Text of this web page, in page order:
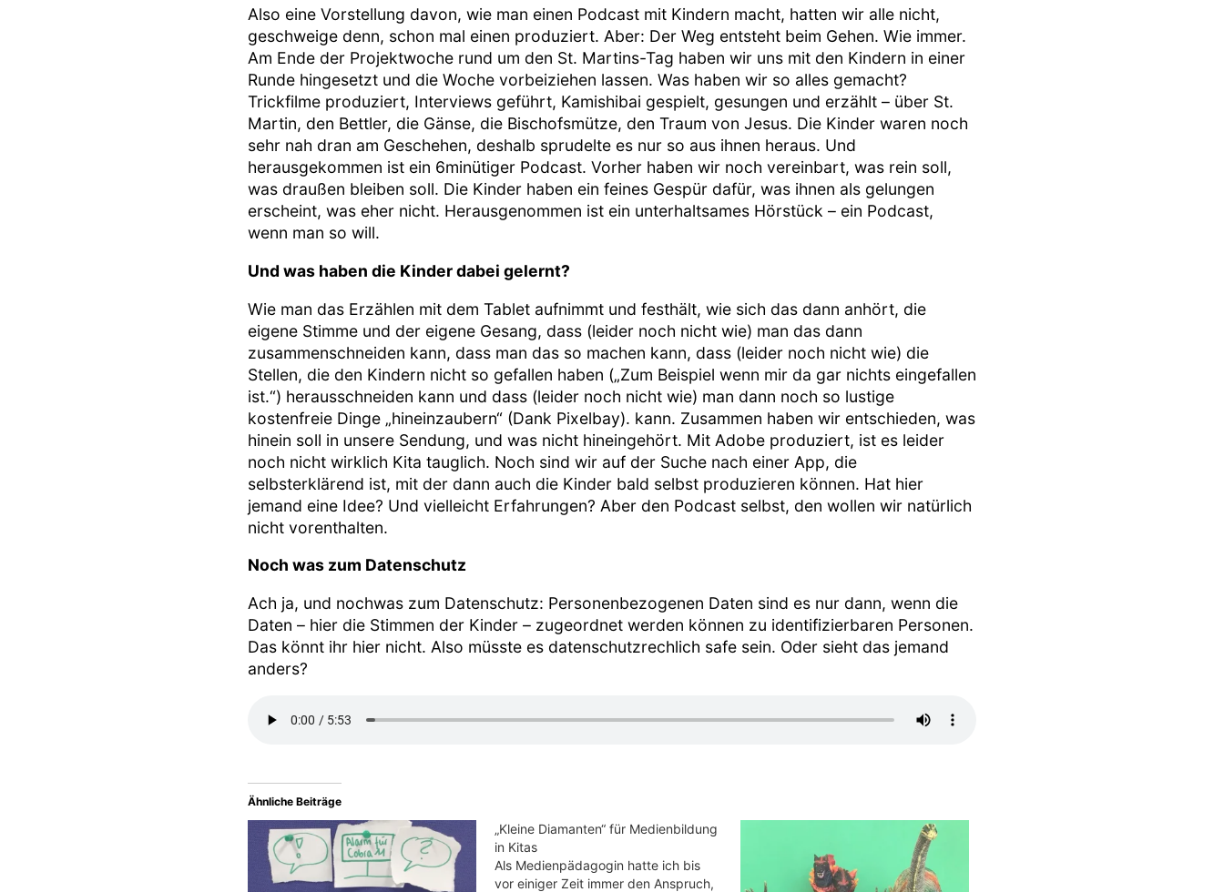
Also eine Vorstellung davon, wie man einen Podcast mit Kindern macht, hatten wir alle nicht,
geschweige denn, schon mal einen produziert. Aber: Der Weg entsteht beim Gehen. Wie immer.
Am Ende der Projektwoche rund um den St. Martins-Tag haben wir uns mit den Kindern in einer
Runde hingesetzt und die Woche vorbeiziehen lassen. Was haben wir so alles gemacht?
Trickfilme produziert, Interviews geführt, Kamishibai gespielt, gesungen und erzählt – über St.
Martin, den Bettler, die Gänse, die Bischofsmütze, den Traum von Jesus. Die Kinder waren noch
sehr nah dran am Geschehen, deshalb sprudelte es nur so aus ihnen heraus. Und
herausgekommen ist ein 6minütiger Podcast. Vorher haben wir noch vereinbart, was rein soll,
was draußen bleiben soll. Die Kinder haben ein feines Gespür dafür, was ihnen als gelungen
erscheint, was eher nicht. Herausgenommen ist ein unterhaltsames Hörstück – ein Podcast,
wenn man so will.
Und was haben die Kinder dabei gelernt?
Wie man das Erzählen mit dem Tablet aufnimmt und festhält, wie sich das dann anhört, die
eigene Stimme und der eigene Gesang, dass (leider noch nicht wie) man das dann
zusammenschneiden kann, dass man das so machen kann, dass (leider noch nicht wie) die
Stellen, die den Kindern nicht so gefallen haben („Zum Beispiel wenn mir da gar nichts eingefallen
ist.“) herausschneiden kann und dass (leider noch nicht wie) man dann noch so lustige
kostenfreie Dinge „hineinzaubern“ (Dank Pixelbay). kann. Zusammen haben wir entschieden, was
hinein soll in unsere Sendung, und was nicht hineingehört. Mit Adobe produziert, ist es leider
noch nicht wirklich Kita tauglich. Noch sind wir auf der Suche nach einer App, die
selbsterklärend ist, mit der dann auch die Kinder bald selbst produzieren können. Hat hier
jemand eine Idee? Und vielleicht Erfahrungen? Aber den Podcast selbst, den wollen wir natürlich
nicht vorenthalten.
Noch was zum Datenschutz
Ach ja, und nochwas zum Datenschutz: Personenbezogenen Daten sind es nur dann, wenn die
Daten – hier die Stimmen der Kinder – zugeordnet werden können zu identifizierbaren Personen.
Das könnt ihr hier nicht. Also müsste es datenschutzrechlich safe sein. Oder sieht das jemand
anders?
Ähnliche Beiträge
„Kleine Diamanten“ für Medienbildung
in Kitas
Als Medienpädagogin hatte ich bis
vor einiger Zeit immer den Anspruch,